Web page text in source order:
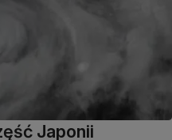
Japonii